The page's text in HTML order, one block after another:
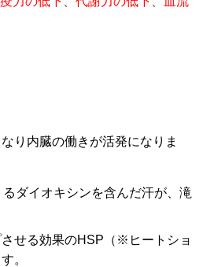
り内臓の働きが活発になりま
ダイオキシンを含んだ汗が、滝
せる効果のHSP（※ヒートショ
。